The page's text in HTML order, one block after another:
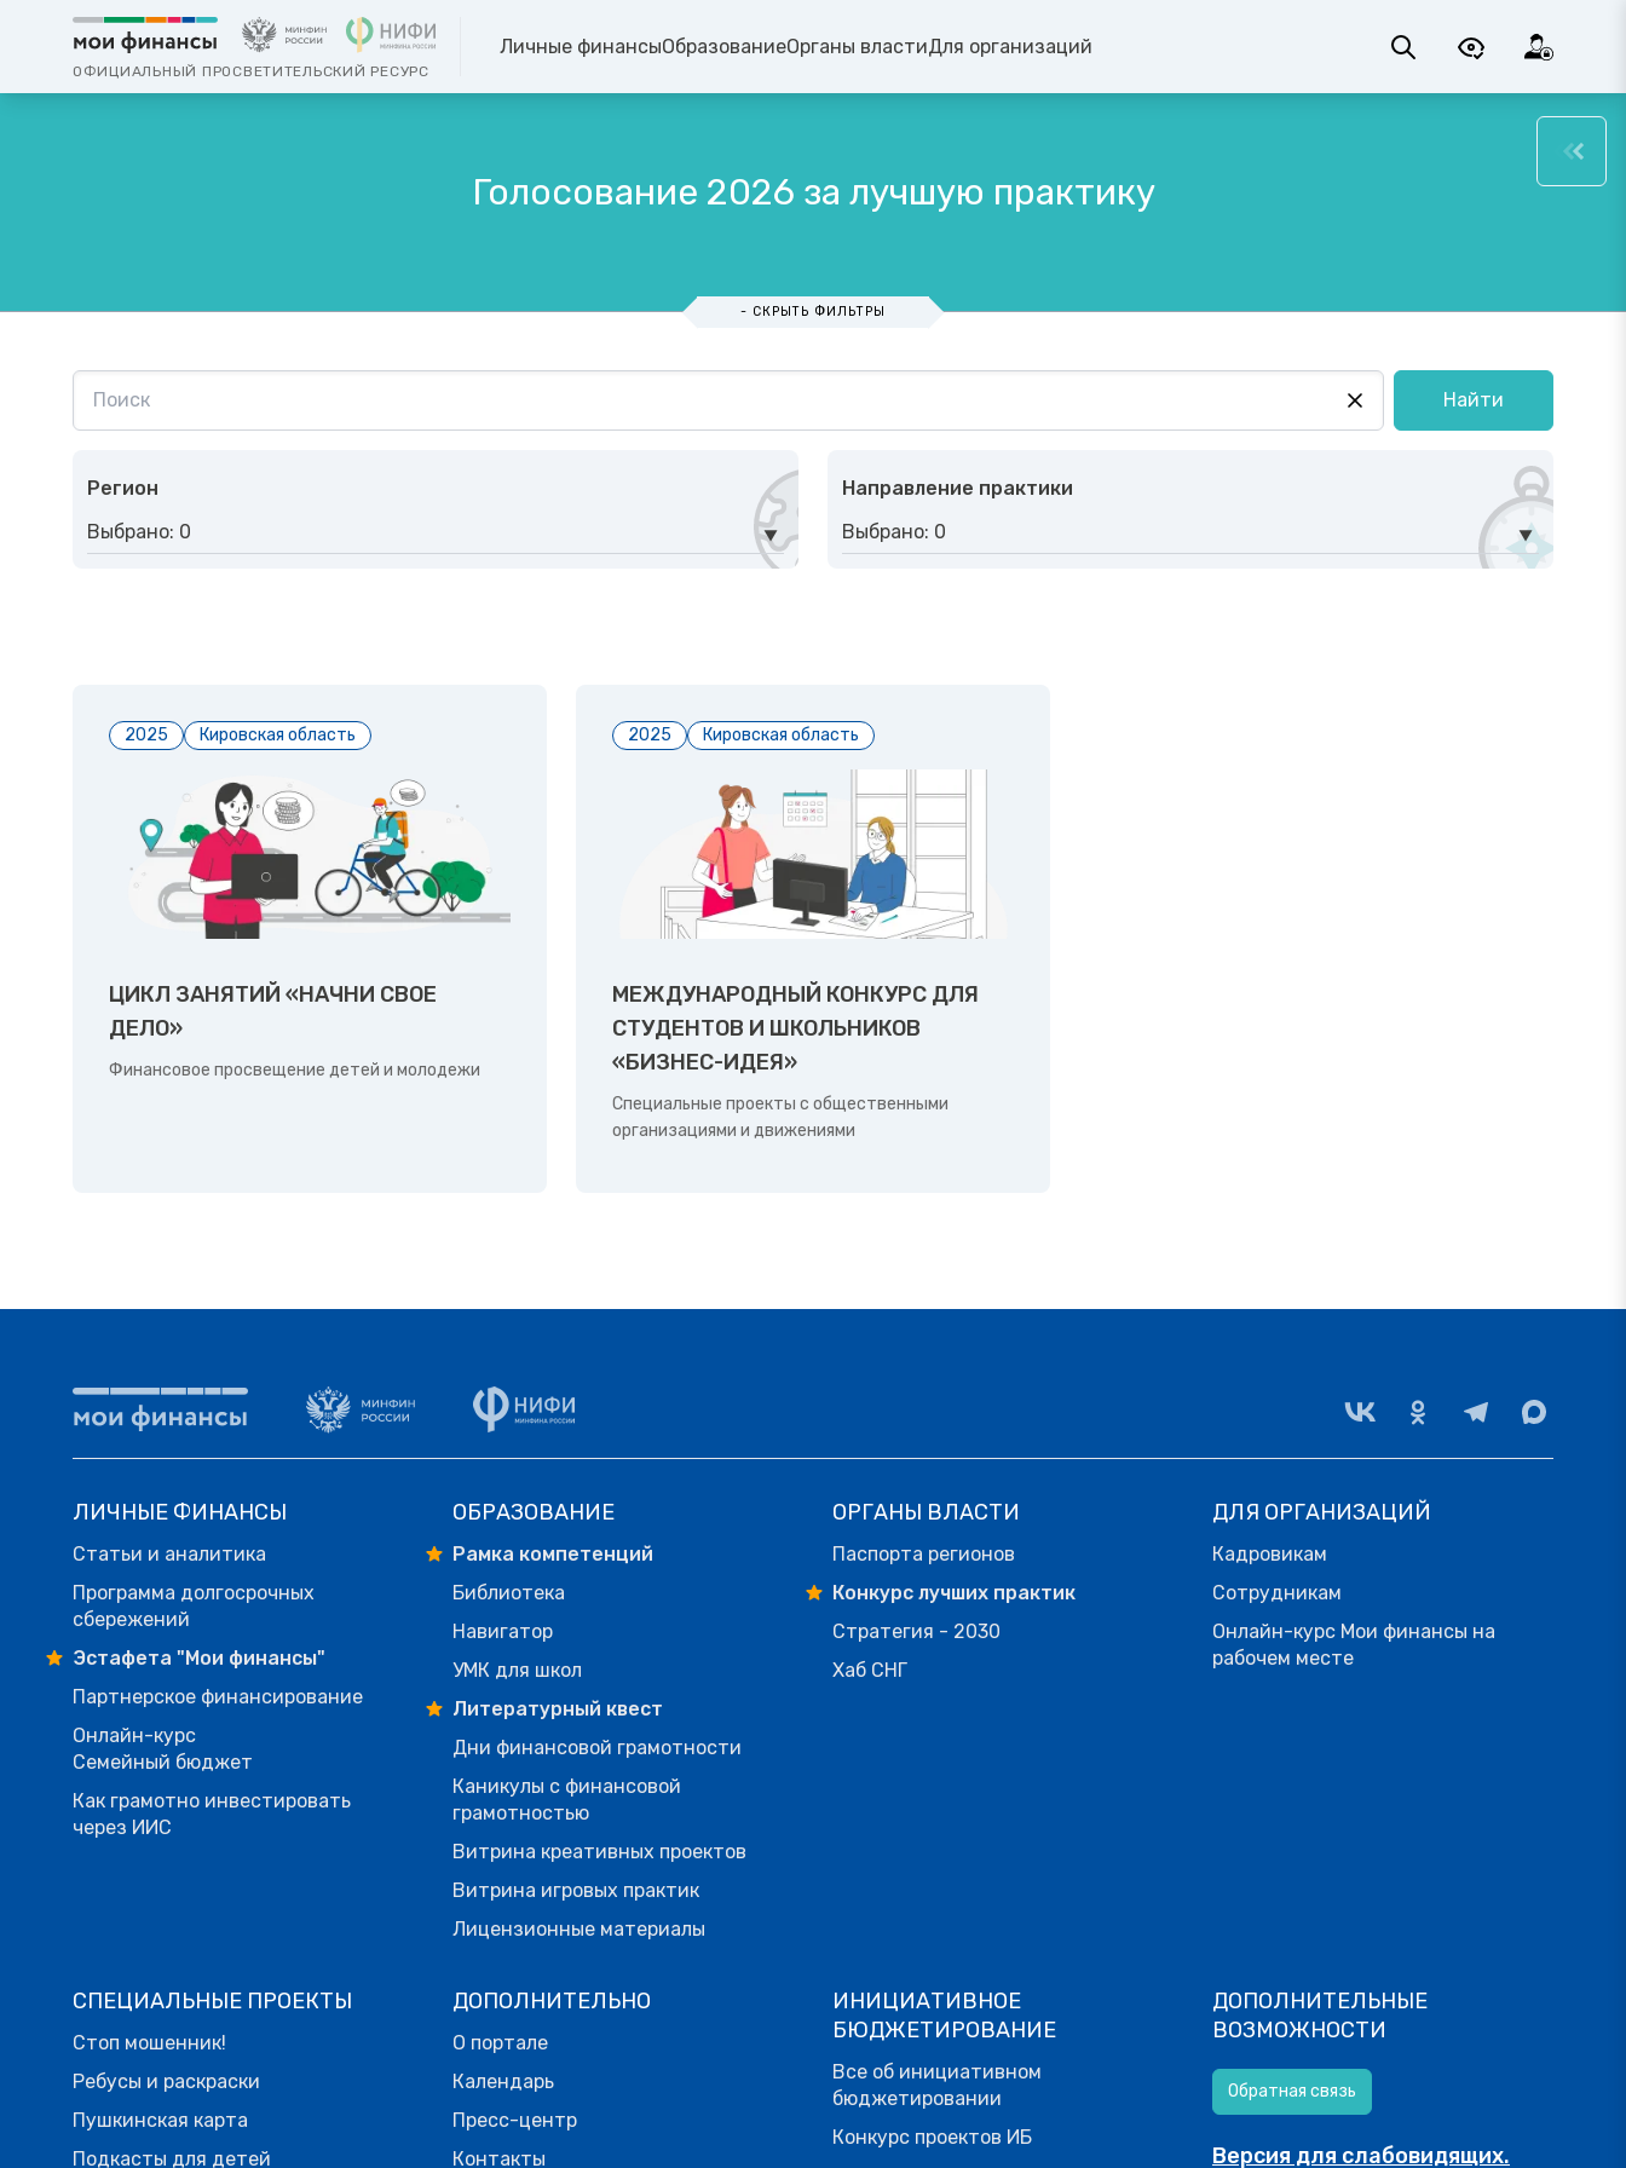
ОФИЦИАЛЬНЫЙ ПРОСВЕТИТЕЛЬСКИЙ РЕСУРС
Личные финансыОбразованиеОрганы властиДля организаций
Голосование 2026 за лучшую практику
- СКРЫТЬ ФИЛЬТРЫ
Найти
Регион
Выбрано: 0
Направление практики
Выбрано: 0
2025 Кировская область
ЦИКЛ ЗАНЯТИЙ «НАЧНИ СВОЕ
ДЕЛО»
Финансовое просвещение детей и молодежи
2025 Кировская область
МЕЖДУНАРОДНЫЙ КОНКУРС ДЛЯ
СТУДЕНТОВ И ШКОЛЬНИКОВ
«БИЗНЕС-ИДЕЯ»
Специальные проекты с общественными
организациями и движениями
ЛИЧНЫЕ ФИНАНСЫ
Статьи и аналитика
Программа долгосрочных
сбережений
Эстафета "Мои финансы"
Партнерское финансирование
Онлайн-курс
Семейный бюджет
Как грамотно инвестировать
через ИИС
ОБРАЗОВАНИЕ
Рамка компетенций
Библиотека
Навигатор
УМК для школ
Литературный квест
Дни финансовой грамотности
Каникулы с финансовой
грамотностью
Витрина креативных проектов
Витрина игровых практик
Лицензионные материалы
ОРГАНЫ ВЛАСТИ
Паспорта регионов
Конкурс лучших практик
Стратегия - 2030
Хаб СНГ
ДЛЯ ОРГАНИЗАЦИЙ
Кадровикам
Сотрудникам
Онлайн-курс Мои финансы на
рабочем месте
СПЕЦИАЛЬНЫЕ ПРОЕКТЫ
Стоп мошенник!
Ребусы и раскраски
Пушкинская карта
Подкасты для детей
ДОПОЛНИТЕЛЬНО
О портале
Календарь
Пресс-центр
Контакты
ИНИЦИАТИВНОЕ
БЮДЖЕТИРОВАНИЕ
Все об инициативном
бюджетировании
Конкурс проектов ИБ
ДОПОЛНИТЕЛЬНЫЕ
ВОЗМОЖНОСТИ
Обратная связь
Версия для слабовидящих.